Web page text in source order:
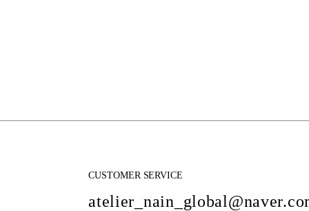
CUSTOMER SERVICE